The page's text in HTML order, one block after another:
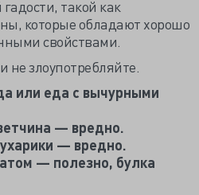
такой как
которые обладают хорошо
свойствами.
не злоупотребляйте.
или еда с вычурными
— вредно.
— вредно.
— полезно, булка